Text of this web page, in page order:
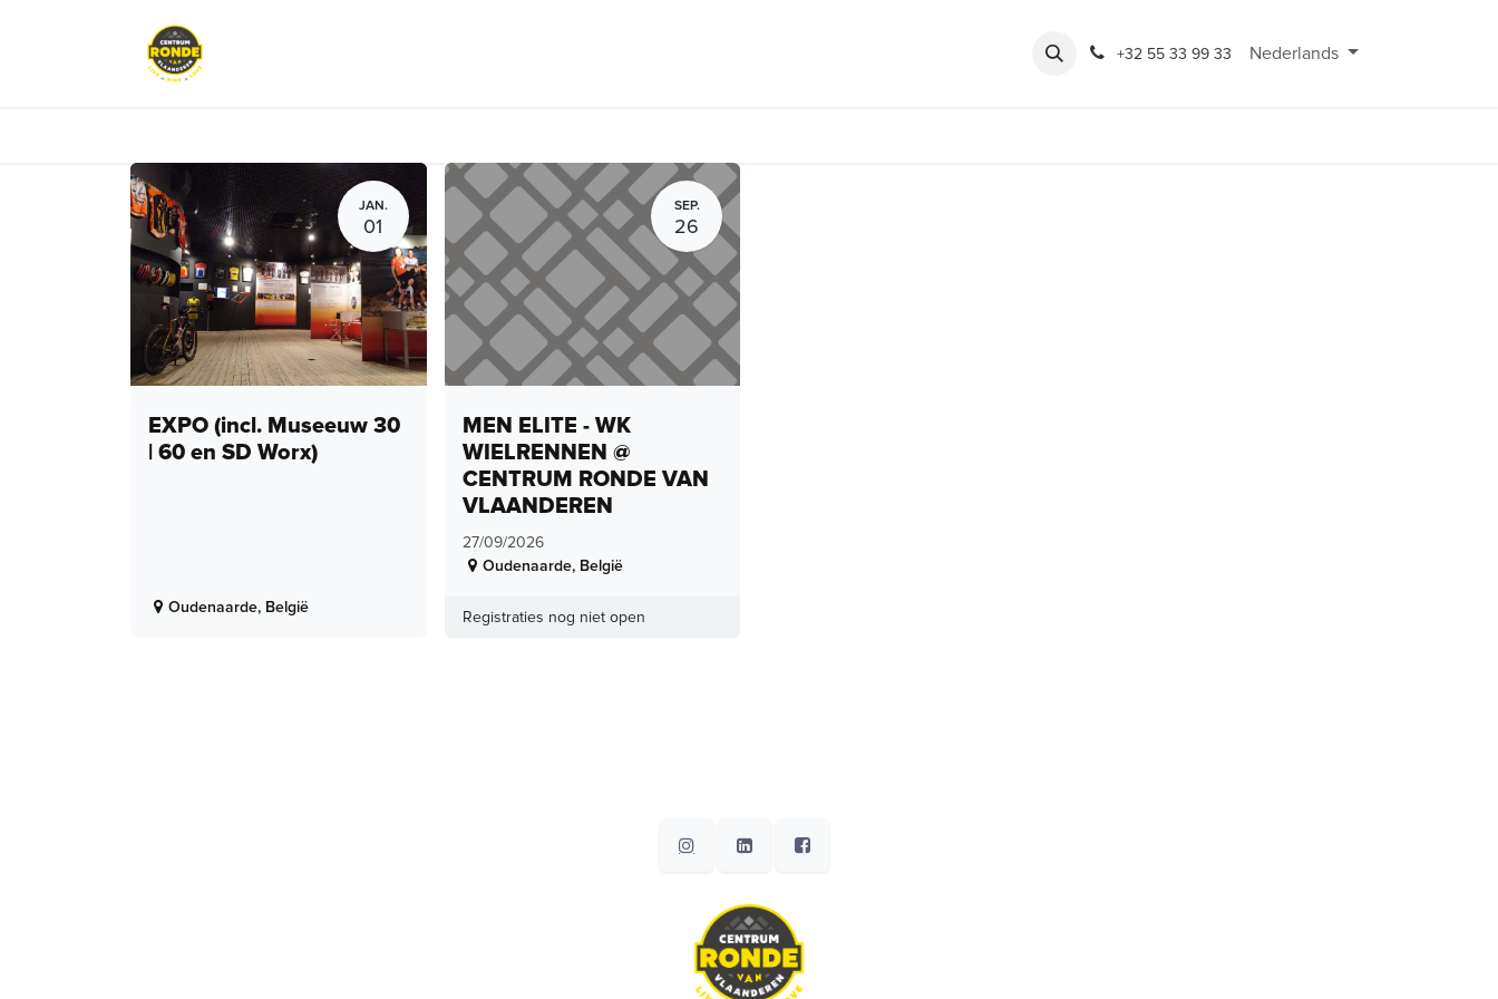
Rondeshop Contact en openingsuren
+32 55 33 99 33 Nederlands
JAN.
01
EXPO (incl. Museeuw 30
| 60 en SD Worx)
Oudenaarde, België
SEP.
26
MEN ELITE - WK
WIELRENNEN @
CENTRUM RONDE VAN
VLAANDEREN
27/09/2026
Oudenaarde, België
Registraties nog niet open